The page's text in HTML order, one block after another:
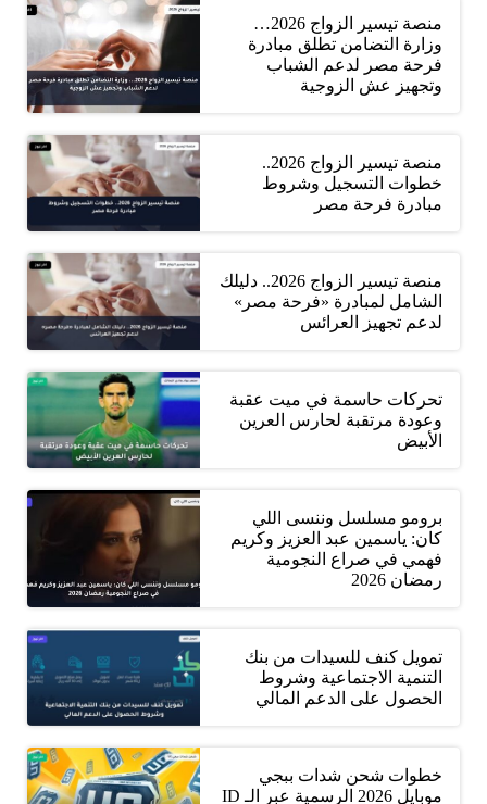
منصة تيسير الزواج 2026…
وزارة التضامن تطلق مبادرة
فرحة مصر لدعم الشباب
وتجهيز عش الزوجية
منصة تيسير الزواج 2026..
خطوات التسجيل وشروط
مبادرة فرحة مصر
منصة تيسير الزواج 2026.. دليلك
الشامل لمبادرة «فرحة مصر»
لدعم تجهيز العرائس
تحركات حاسمة في ميت عقبة
وعودة مرتقبة لحارس العرين
الأبيض
برومو مسلسل وننسى اللي
كان: ياسمين عبد العزيز وكريم
فهمي في صراع النجومية
رمضان 2026
تمويل كنف للسيدات من بنك
التنمية الاجتماعية وشروط
الحصول على الدعم المالي
خطوات شحن شدات ببجي
موبايل 2026 الرسمية عبر الـ ID